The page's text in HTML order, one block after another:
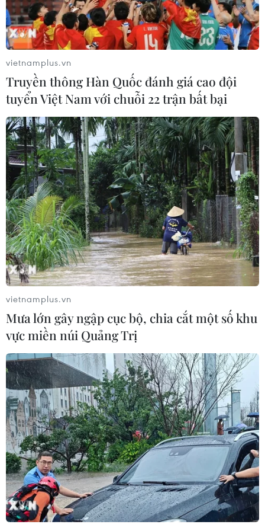
Mang Tết Trung Thu đến với bệnh nhân
COVID-19 và trẻ em khó khăn
18/09/2021 10:02
Những ngày qua, tại nhiều địa phương trong cả nước,
nhiều đơn vị cùng nhà hảo tâm đã mang các phần quà
ý nghĩa đến với các bệnh viện điều trị người mắc
COVID-19 và các trẻ em có hoàn cảnh khó khăn.
'Chuyến xe hạnh ngộ' hỗ trợ Thành phố
Hồ Chí Minh chống dịch
18/09/2021 14:54
vietnamplus.vn
Truyền thông Hàn Quốc đánh giá cao đội
tuyển Việt Nam với chuỗi 22 trận bất bại
vietnamplus.vn
Mưa lớn gây ngập cục bộ, chia cắt một số khu
vực miền núi Quảng Trị